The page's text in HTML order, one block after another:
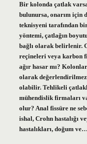
Bir kolonda çatlak
bulunursa, onarım için
teknisyeni tarafından
yöntemi, çatlağın
bağlı olarak belirlenir.
reçineleri veya karbon
ağır hasar mı?
olarak
olabilir. Tehlikeli
mühendislik firmaları
olur? Anal fissüre ne
ishal, Crohn hastalığı
hastalıkları, doğum ve…